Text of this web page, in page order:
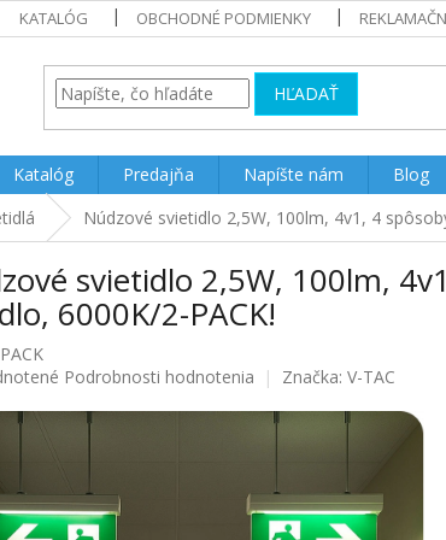
KATALÓG OBCHODNÉ PODMIENKY
HĽADAŤ
Katalóg Predajňa Napíšte nám Blog
Núdzové svietidlo 2,5W, 100lm, 4v1, 4
svietidlo 2,5W, 100lm,
6000K/2-PACK!
Podrobnosti hodnotenia Značka: V-TAC